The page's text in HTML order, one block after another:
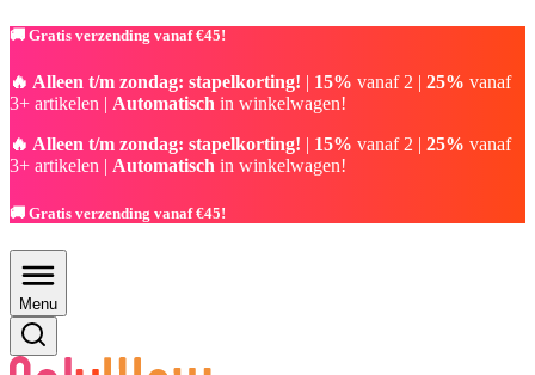
🚚 Gratis verzending vanaf €45!
🔥 Alleen t/m zondag: stapelkorting! | 15% vanaf 2 | 25% vanaf
3+ artikelen | Automatisch in winkelwagen!
🔥 Alleen t/m zondag: stapelkorting! | 15% vanaf 2 | 25% vanaf
3+ artikelen | Automatisch in winkelwagen!
🚚 Gratis verzending vanaf €45!
Menu